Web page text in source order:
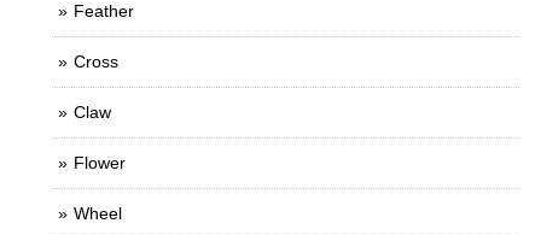
Feather
Cross
Claw
Flower
Wheel